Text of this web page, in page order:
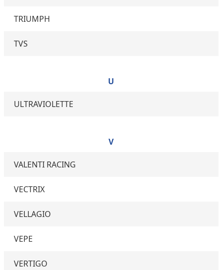
TRIUMPH
TVS
U
ULTRAVIOLETTE
V
VALENTI RACING
VECTRIX
VELLAGIO
VEPE
VERTIGO